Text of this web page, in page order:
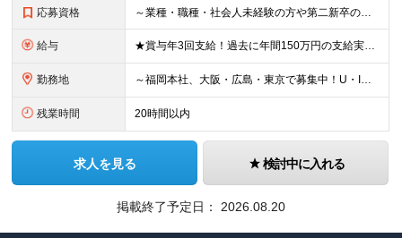
応募資格 ～業種・職種・社会人未経験の方や第二新卒の方も歓迎！～ ■学歴不問 ■35歳以下※若年層の長期キャリア形成を図るため ＼意欲重視の人物採用！ こんな方をお待ちしています／ ■チームでやり遂げる仕事が
給与 ★賞与年3回支給！過去に年間150万円の支給実績あり ★入社後も、経歴・年齢に関係なくスキル・能力に応じて年収UPが可能！ 現場で新入社員の教育係ができるレベルで月給30万円、支店長クラス（スタッフ
勤務地 ～福岡本社、大阪・広島・東京で募集中！U・Iターン大歓迎！～ ■福岡本社 ★「博多駅」より徒歩5分！ 福岡県福岡市博多区博多駅東2-5-21 博多プラザビル6F ※(変更の範囲)なし ■大阪支店
残業時間 20時間以内
求人を見る 検討中に入れる
掲載終了予定日： 2026.08.20